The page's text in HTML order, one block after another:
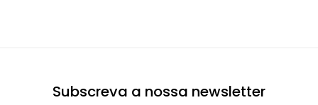
Subscreva a nossa newsletter